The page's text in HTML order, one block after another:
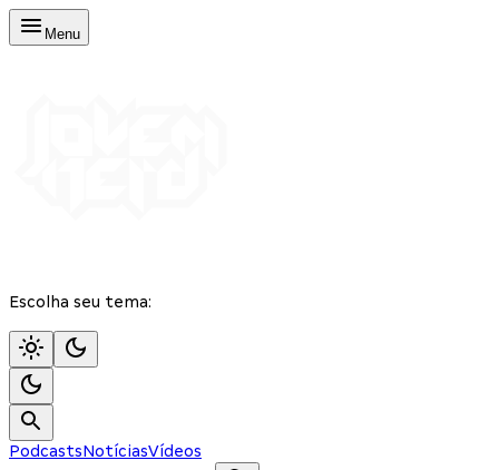
Menu
Escolha seu tema:
PodcastsNotíciasVídeos